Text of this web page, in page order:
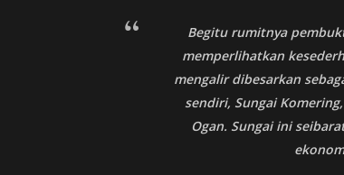
Begitu rumitnya
memperlihatkan
mengalir dibesarkan
sendiri, Sungai
Ogan. Sungai ini